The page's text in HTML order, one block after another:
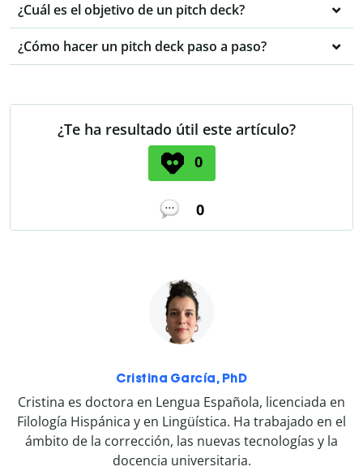
¿Cuál es el objetivo de un pitch deck?
¿Cómo hacer un pitch deck paso a paso?
¿Te ha resultado útil este artículo?
0
0
Cristina García, PhD
Cristina es doctora en Lengua Española, licenciada en
Filología Hispánica y en Lingüística. Ha trabajado en el
ámbito de la corrección, las nuevas tecnologías y la
docencia universitaria.